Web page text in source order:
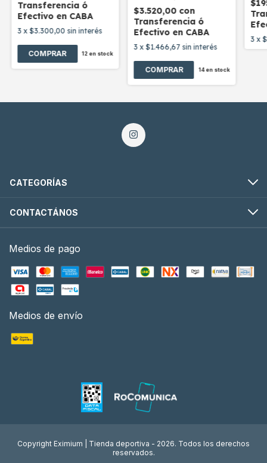
Transferencia ó
Efectivo en CABA
3 x $3.300,00 sin interés
12en stock
$3.520,00 con
Transferencia ó
Efectivo en CABA
3 x$1.466,67 sin interés
COMPRAR 14en stock
3 x
CATEGORÍAS
CONTACTÁNOS
Medios de pago
Medios de envío
Copyright Eximium | Tienda deportiva - 2026. Todos los derechos
reservados.